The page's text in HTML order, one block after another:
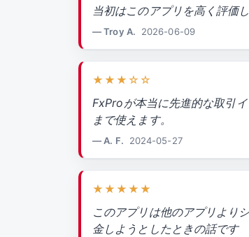
当初はこのアプリを高く評価
— Troy A. 2026-06-09
★★★☆☆
FxProが本当に先進的な取引
まで使えます。
— A. F. 2024-05-27
★★★★★
このアプリは他のアプリより
金しようとしたときの話です